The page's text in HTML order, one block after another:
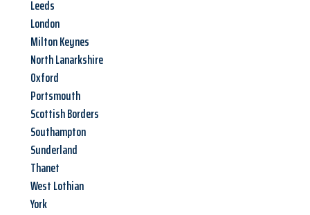
Leeds
London
Milton Keynes
North Lanarkshire
Oxford
Portsmouth
Scottish Borders
Southampton
Sunderland
Thanet
West Lothian
York